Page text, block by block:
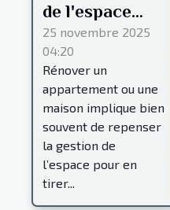
de l'espace
lors de la
rénovation :
conseils
pratiques
25 novembre 2025
04:20
Rénover un
appartement ou une
maison implique bien
souvent de repenser
la gestion de
l’espace pour en
tirer...